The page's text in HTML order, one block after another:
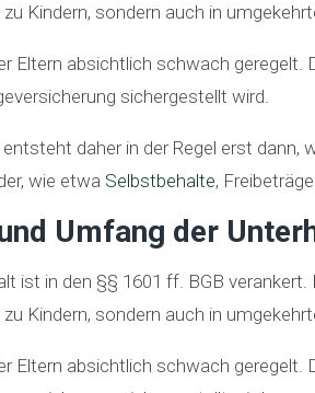
Kindern, sondern auch in
Eltern absichtlich schwach
sichergestellt wird.
daher in der Regel erst
wie etwa Selbstbehalte,
Umfang der
ist in den §§ 1601 ff. BGB
Kindern, sondern auch in
Eltern absichtlich schwach